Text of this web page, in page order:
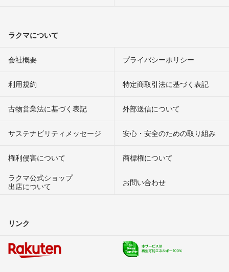
ラクマについて
会社概要 プライバシーポリシー
利用規約 特定商取引法に基づく表記
古物営業法に基づく表記 外部送信について
サステナビリティメッセージ 安心・安全のための取り組み
権利侵害について
商標権について
ラクマ公式ショップ
出店について
お問い合わせ
リンク